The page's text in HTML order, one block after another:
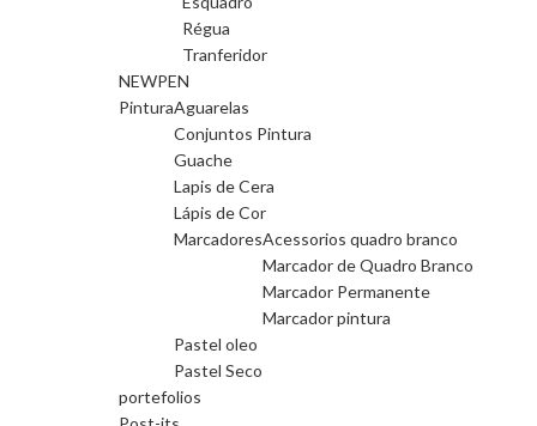
Régua
Tranferidor
NEWPEN
PinturaAguarelas
Conjuntos Pintura
Guache
Lapis de Cera
Lápis de Cor
MarcadoresAcessorios quadro branco
Marcador de Quadro Branco
Marcador Permanente
Marcador pintura
Pastel oleo
Pastel Seco
portefolios